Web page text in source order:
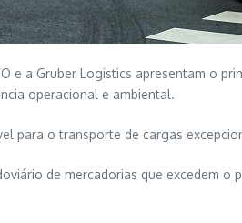
e a Gruber Logistics apresentam o
operacional e ambiental.
para o transporte de cargas
de mercadorias que excedem